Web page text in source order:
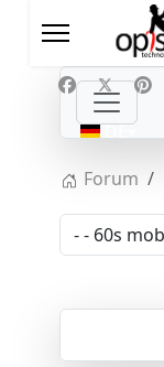
Sprache
DE
Forum